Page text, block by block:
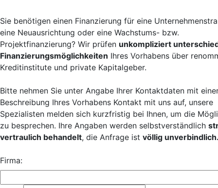
Sie benötigen einen Finanzierung für eine
eine Neuausrichtung oder eine Wachstums- bzw.
Projektfinanzierung? Wir prüfen unkompliziert
Finanzierungsmöglichkeiten Ihres Vorhabens über
Kreditinstitute und private Kapitalgeber.
Bitte nehmen Sie unter Angabe Ihrer Kontaktdaten mit
Beschreibung Ihres Vorhabens Kontakt mit uns auf, unsere
Spezialisten melden sich kurzfristig bei Ihnen, um die
zu besprechen. Ihre Angaben werden selbstverständlich
vertraulich behandelt, die Anfrage ist völlig
Firma: